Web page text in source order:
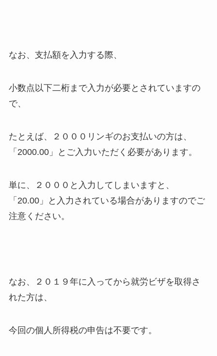
なお、支払額を入力する際、
小数点以下二桁まで入力が必要とされていますの
で、
たとえば、２０００リンギのお支払いの方は、
「2000.00」とご入力いただく必要があります。
単に、２０００と入力してしまいますと、
「20.00」と入力されている場合がありますのでご
注意ください。
なお、２０１９年に入ってから就労ビザを取得さ
れた方は、
今回の個人所得税の申告は不要です。